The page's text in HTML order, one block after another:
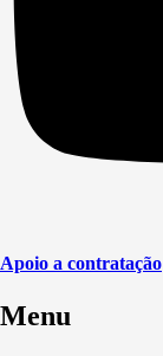
Apoio a contratação
Menu